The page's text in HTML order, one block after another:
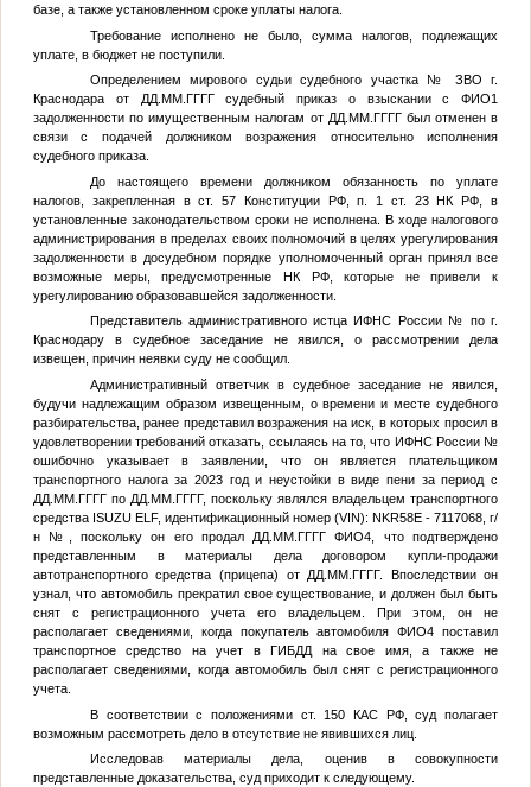
базе, а также установленном сроке уплаты налога.
Требование исполнено не было, сумма налогов, подлежащих
уплате, в бюджет не поступили.
Определением мирового судьи судебного участка №
ЗВО г.
Краснодара от
ДД.ММ.ГГГГсудебный приказ о взыскании сФИО1
задолженности по имущественным налогам от ДД.ММ.ГГГГбыл отменен в
связи с подачей должником возражения относительно исполнения
судебного приказа.
До настоящего времени должником обязанность по уплате
налогов, закрепленная в ст. 57 Конституции РФ, п. 1 ст. 23 НК РФ, в
установленные законодательством сроки не исполнена. В ходе налогового
администрирования в пределах своих полномочий в целях урегулирования
задолженности в досудебном порядке уполномоченный орган принял все
возможные меры, предусмотренные НК РФ, которые не привели к
урегулированию образовавшейся задолженности.
Представитель административного истца ИФНС России № по г.
Краснодару в судебное заседание не явился, о рассмотрении дела
извещен, причин неявки суду не сообщил.
Административный ответчик в судебное заседание не явился,
будучи надлежащим образом извещенным, о времени и месте судебного
разбирательства, ранее представил возражения на иск, в которых просил в
удовлетворении требований отказать, ссылаясь на то, что ИФНС России №
ошибочно указывает в заявлении, что он является плательщиком
транспортного налога за 2023 год и неустойки в виде пени за период с
ДД.ММ.ГГГГпо ДД.ММ.ГГГГ, поскольку являлся владельцем транспортного
средства ISUZU ELF, идентификационный номер (VIN): NKR58E - 7117068, г/
н № , поскольку он его продал ДД.ММ.ГГГГ ФИО4 , что подтверждено
представленным в материалы дела договором купли-продажи
автотранспортного средства (прицепа) от ДД.ММ.ГГГГ. Впоследствии он
узнал, что автомобиль прекратил свое существование, и должен был быть
снят с регистрационного учета его владельцем. При этом, он не
располагает сведениями, когда покупатель автомобиляФИО4 поставил
транспортное средство на учет в ГИБДД на свое имя, а также не
располагает сведениями, когда автомобиль был снят с регистрационного
учета.
В соответствии с положениями ст. 150 КАС РФ, суд полагает
возможным рассмотреть дело в отсутствие не явившихся лиц.
Исследовав материалы дела, оценив в совокупности
представленные доказательства, суд приходит к следующему.